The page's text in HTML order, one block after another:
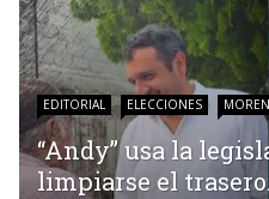
EDITORIAL ELECCIONES
“Andy” usa la
limpiarse el